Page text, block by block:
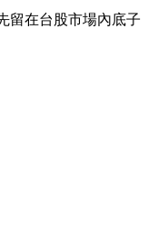
留在台股市場內底子